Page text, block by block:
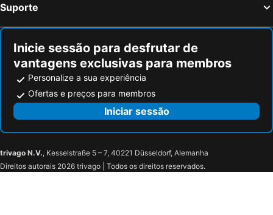
Tusa, bed and breakfasts
Suporte
Inicie sessão para desfrutar de
vantagens exclusivas para membros
Personalize a sua experiência
Ofertas e preços para membros
Iniciar sessão
trivago N.V., Kesselstraße 5 – 7, 40221 Düsseldorf, Alemanha
Direitos autorais 2026 trivago | Todos os direitos reservados.